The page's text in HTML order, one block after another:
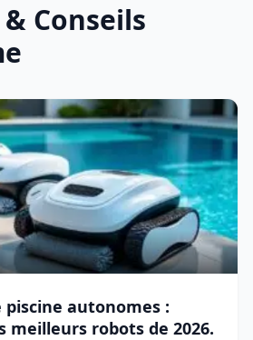
Conseils
autonomes :
meilleurs robots de 2026.